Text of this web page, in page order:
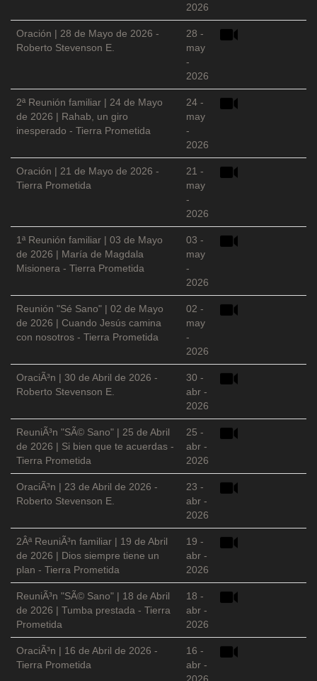
2026
Oración | 28 de Mayo de 2026 -
Roberto Stevenson E.
28 -
may
-
2026
2ª Reunión familiar | 24 de Mayo
de 2026 | Rahab, un giro
inesperado - Tierra Prometida
24 -
may
-
2026
Oración | 21 de Mayo de 2026 -
Tierra Prometida
21 -
may
-
2026
1ª Reunión familiar | 03 de Mayo
de 2026 | María de Magdala
Misionera - Tierra Prometida
03 -
may
-
2026
Reunión "Sé Sano" | 02 de Mayo
de 2026 | Cuando Jesús camina
con nosotros - Tierra Prometida
02 -
may
-
2026
OraciÃ³n | 30 de Abril de 2026 -
Roberto Stevenson E.
30 -
abr -
2026
ReuniÃ³n "SÃ© Sano" | 25 de Abril
de 2026 | Si bien que te acuerdas -
Tierra Prometida
25 -
abr -
2026
OraciÃ³n | 23 de Abril de 2026 -
Roberto Stevenson E.
23 -
abr -
2026
2Âª ReuniÃ³n familiar | 19 de Abril
de 2026 | Dios siempre tiene un
plan - Tierra Prometida
19 -
abr -
2026
ReuniÃ³n "SÃ© Sano" | 18 de Abril
de 2026 | Tumba prestada - Tierra
Prometida
18 -
abr -
2026
OraciÃ³n | 16 de Abril de 2026 -
Tierra Prometida
16 -
abr -